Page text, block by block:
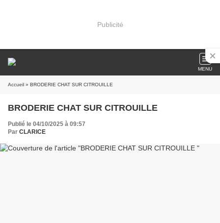
Publicité
MENU
Accueil » BRODERIE CHAT SUR CITROUILLE
BRODERIE CHAT SUR CITROUILLE
Publié le 04/10/2025 à 09:57
Par CLARICE